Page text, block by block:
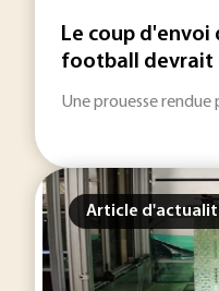
Le coup d'envoi
football devrait
Une prouesse
Article